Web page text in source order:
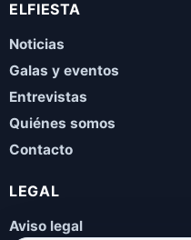
ELFIESTA
Noticias
Galas y eventos
Entrevistas
Quiénes somos
Contacto
LEGAL
Aviso legal